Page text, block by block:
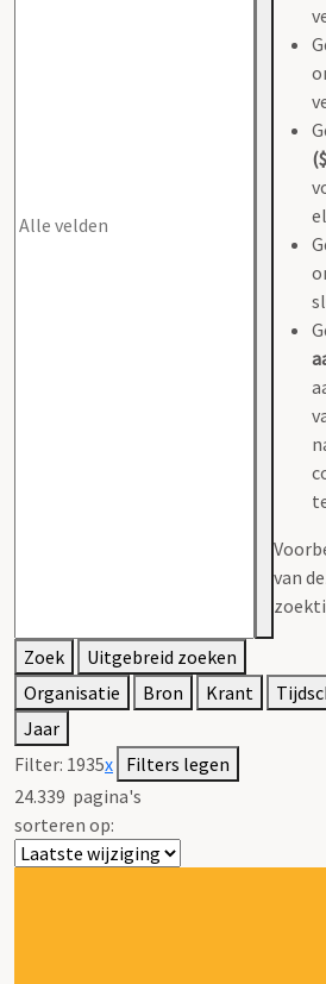
van
Zoek
Uitgebreid zoeken
Organisatie
Bron Krant
Jaar
Filter: 1935x Filters legen
24.339 pagina's
sorteren op: